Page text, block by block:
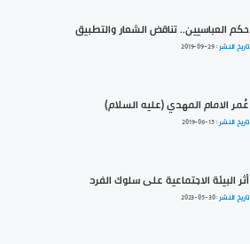
حكم العباسيين.. تناقض الشعار والتطبيق
تاريخ النشر :2019-09-29
عُمر الامام المهدي (عليه السلام)
تاريخ النشر :2019-06-15
أثر البيئة الاجتماعية على سلوك الفرد
تاريخ النشر :2023-05-30